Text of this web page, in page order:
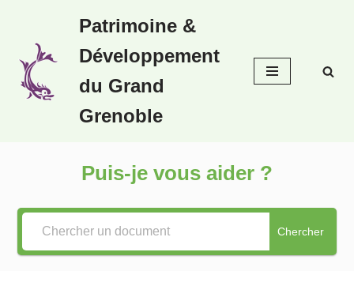
au
contenu
Patrimoine &
Développement
du Grand
Grenoble
Puis-je vous aider ?
Chercher